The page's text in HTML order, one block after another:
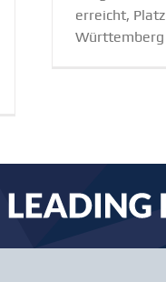
erreicht,
Württemberg